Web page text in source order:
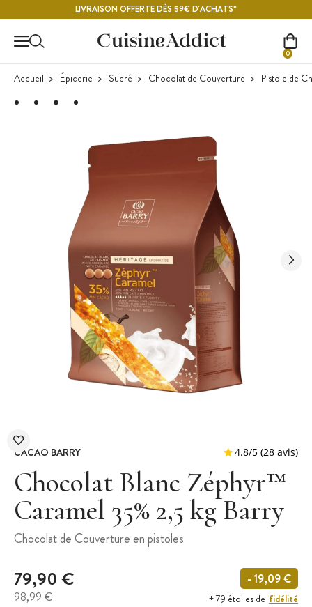
LIVRAISON OFFERTE DÈS 59€ D'ACHATS*
0
Accueil Épicerie Sucré Chocolat de Couverture Pistole de
CACAO BARRY
Chocolat Blanc Zéphyr™
Caramel 35% 2,5 kg Barry
Chocolat de Couverture en pistoles
79,90 €
98,99 €
- 19,09 €
+ 79 étoiles de fidélité